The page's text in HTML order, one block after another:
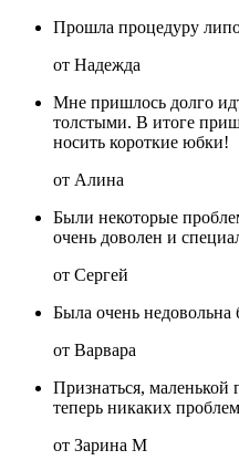
Прошла процедуру
от Надежда
Мне пришлось долго
толстыми. В итоге
носить короткие юбки!
от Алина
Были некоторые
очень доволен и
от Сергей
Была очень
от Варвара
Признаться, маленькой
теперь никаких
от Зарина М